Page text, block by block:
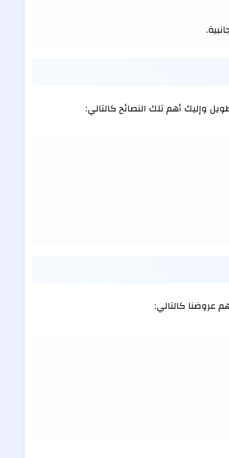
وإليك أهم تلك النصائح كالتالي:
عروضنا كالتالي: